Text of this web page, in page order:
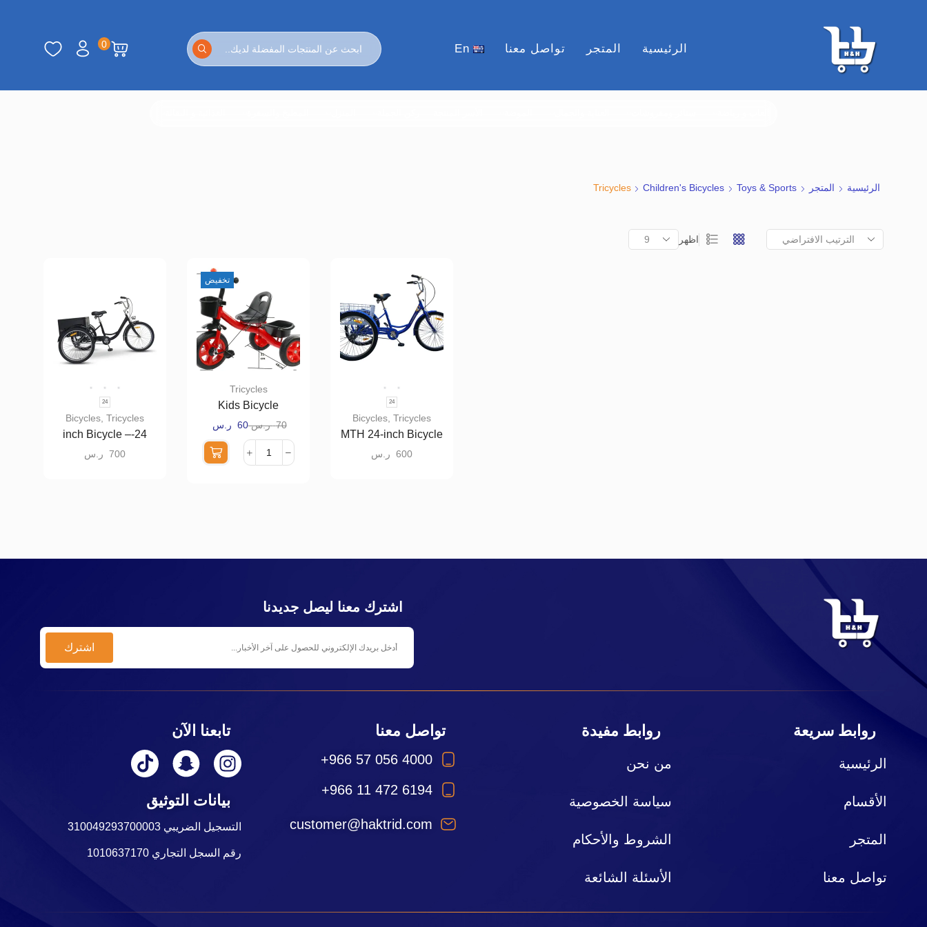
الرئيسية المتجر تواصل معنا En
0
الرئيسية المتجر Toys & Sports
Children's Bicycles
Tricycles
اظهر
24
Bicycles Tricycles
24-inch Bicycle –
Three wheels with a
700 ر.س
تخفيض
Tricycles
Kids Bicycle
70 ر.س60 ر.س
24
Bicycles Tricycles
MTH 24-inch Bicycle
– Three wheels with
600 ر.س
اشترك معنا ليصل جديدنا
روابط سريعة
الرئيسية
الأقسام
المتجر
تواصل معنا
روابط مفيدة
من نحن
سياسة الخصوصية
الشروط والأحكام
الأسئلة الشائعة
تواصل معنا
+966 57 056 4000
+966 11 472 6194
customer@haktrid.com
تابعنا الآن
بيانات التوثيق
التسجيل الضريبي 310049293700003
رقم السجل التجاري 1010637170